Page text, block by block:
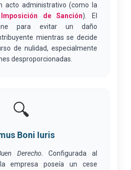
acto administrativo (como la
de Sanción). El
para evitar un daño
mientras se decide
de nulidad, especialmente
desproporcionadas.
🔍
Boni Iuris
Derecho.
Configurada al
empresa poseía un cese